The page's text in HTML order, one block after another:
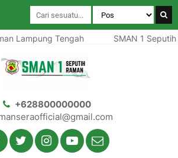
Lampung Tengah SMAN 1 Seputih
+628800000000